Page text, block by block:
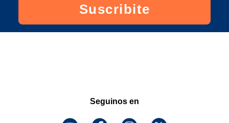
Suscribite
Seguinos en